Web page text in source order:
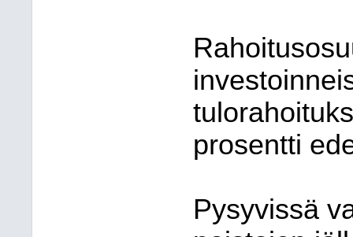
prosentti
Pysyvissä